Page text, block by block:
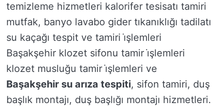
temizleme hizmetleri kalorifer tesisatı tamiri
mutfak, banyo lavabo gider tıkanıklığı tadilatı
su kaçağı tespit ve tamiri i̇şlemleri
Başakşehir klozet sifonu tamir i̇şlemleri
klozet musluğu tamir i̇şlemleri ve
Başakşehir su arıza tespiti, sifon tamiri, duş
başlık montajı, duş başlığı montajı hizmetleri.